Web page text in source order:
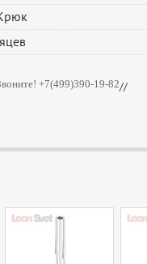
+7(499)390-19-82//